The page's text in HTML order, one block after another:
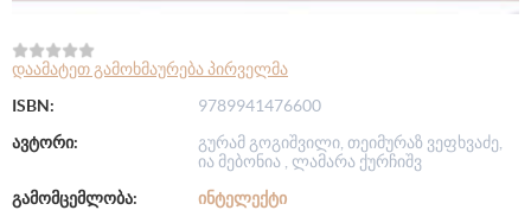
დაამატეთ გამოხმაურება პირველმა
ISBN:
9789941476600
ავტორი:
გურამ გოგიშვილი, თეიმურაზ ვეფხვაძე,
ია მებონია , ლამარა ქურჩიშვ
გამომცემლობა:
ᲘᲜᲢᲔᲚᲔᲥᲢᲘ